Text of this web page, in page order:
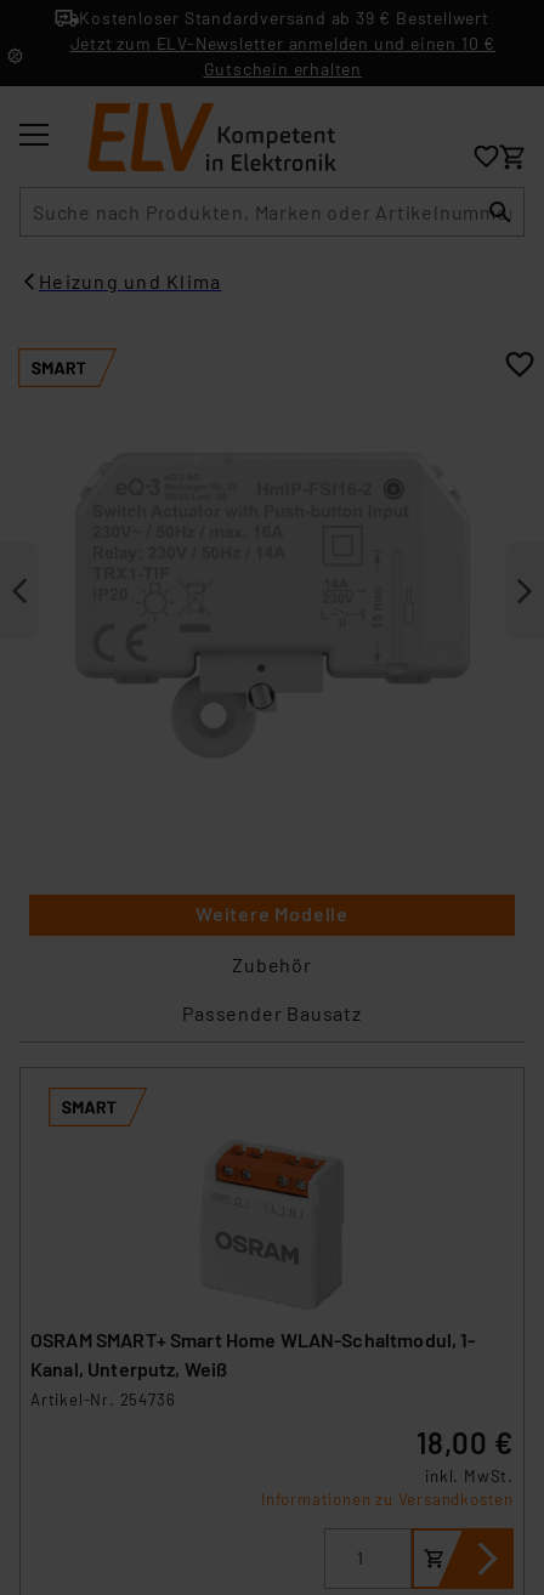
Kostenloser Standardversand ab 39 € Bestellwert
Jetzt zum ELV-Newsletter anmelden und einen 10 €
Gutschein erhalten
Heizung und Klima
Weitere Modelle
Zubehör
Passender Bausatz
OSRAM SMART+ Smart Home WLAN-Schaltmodul, 1-
Kanal, Unterputz, Weiß
Artikel-Nr. 254736
18,00 €
inkl. MwSt.
Informationen zu Versandkosten